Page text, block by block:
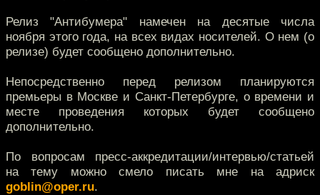
Релиз "Антибумера" намечен на десятые числа
ноября этого года, на всех видах носителей. О нем (о
релизе) будет сообщено дополнительно.
Непосредственно перед релизом планируются
премьеры в Москве и Санкт-Петербурге, о времени и
месте проведения которых будет сообщено
дополнительно.
По вопросам пресс-аккредитации/интервью/статьей
на тему можно смело писать мне на адриск
goblin@oper.ru.